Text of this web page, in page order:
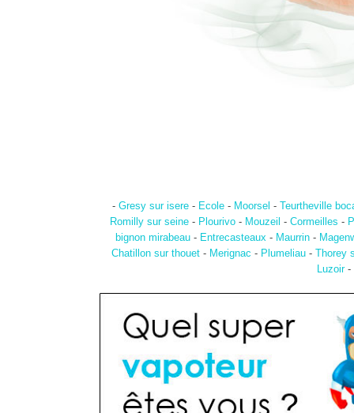
- Gresy sur isere - Ecole - Moorsel - Teurtheville
Romilly sur seine- Plourivo- Mouzeil - Cormeilles -
bignon mirabeau - Entrecasteaux - Maurrin -
Chatillon sur thouet- Merignac - Plumeliau- Thorey
Luzoir-